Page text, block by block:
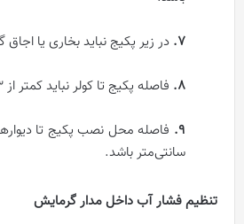
۷. در زیر پکیج نباید بخاری یا
۸. فاصله پکیج تا کولر نباید کمتر از 3 متر باشد.
۹.
سانتی‌متر باشد.
تنظیم فشار آب داخل مدار گرمایش